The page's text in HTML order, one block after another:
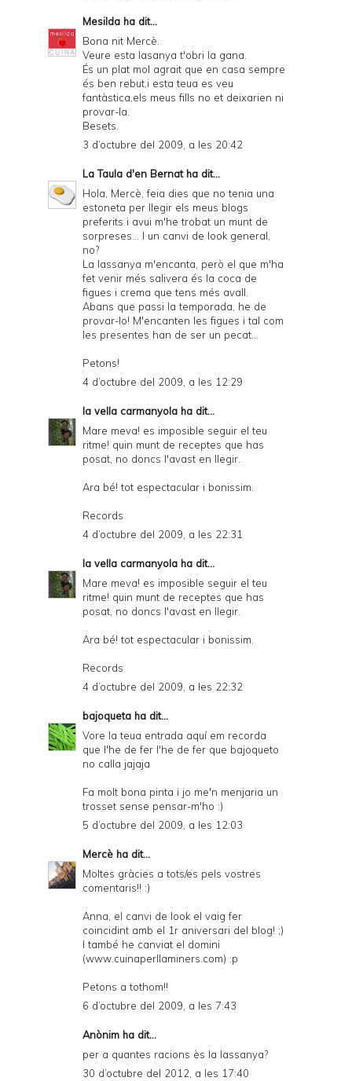
Mesilda ha dit...
Bona nit Mercè.
Veure esta lasanya t'obri la gana.
És un plat mol agrait que en casa sempre
és ben rebut,i esta teua es veu
fantàstica,els meus fills no et deixarien ni
provar-la.
Besets.
3 d’octubre del 2009, a les 20:42
La Taula d'en Bernatha dit...
Hola, Mercè, feia dies que no tenia una
estoneta per llegir els meus blogs
preferits i avui m'he trobat un munt de
sorpreses... I un canvi de look general,
no?
La lassanya m'encanta, però el que m'ha
fet venir més salivera és la coca de
figues i crema que tens més avall.
Abans que passi la temporada, he de
provar-lo! M'encanten les figues i tal com
les presentes han de ser un pecat...
Petons!
4 d’octubre del 2009, a les 12:29
la vella carmanyola ha dit...
Mare meva! es imposible seguir el teu
ritme! quin munt de receptes que has
posat, no doncs l'avast en llegir.
Ara bé! tot espectacular i bonissim.
Records
4 d’octubre del 2009, a les 22:31
la vella carmanyola ha dit...
Mare meva! es imposible seguir el teu
ritme! quin munt de receptes que has
posat, no doncs l'avast en llegir.
Ara bé! tot espectacular i bonissim.
Records
4 d’octubre del 2009, a les 22:32
bajoqueta ha dit...
Vore la teua entrada aquí em recorda
que l'he de fer l'he de fer que bajoqueto
no calla jajaja
Fa molt bona pinta i jo me'n menjaria un
trosset sense pensar-m'ho :)
5 d’octubre del 2009, a les 12:03
Mercè ha dit...
Moltes gràcies a tots/es pels vostres
comentaris!! :)
Anna, el canvi de look el vaig fer
coincidint amb el 1r aniversari del blog! ;)
I també he canviat el domini
(www.cuinaperllaminers.com) :p
Petons a tothom!!
6 d’octubre del 2009, a les 7:43
Anònim ha dit...
per a quantes racions ès la lassanya?
30 d’octubre del 2012, a les 17:40